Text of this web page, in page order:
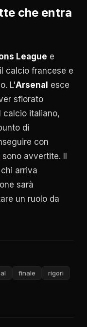
che entra
League e
calcio francese e
L'Arsenal esce
sfiorato
calcio italiano,
di
con
sono avvertite. Il
arriva
sarà
un ruolo da
finale
rigori